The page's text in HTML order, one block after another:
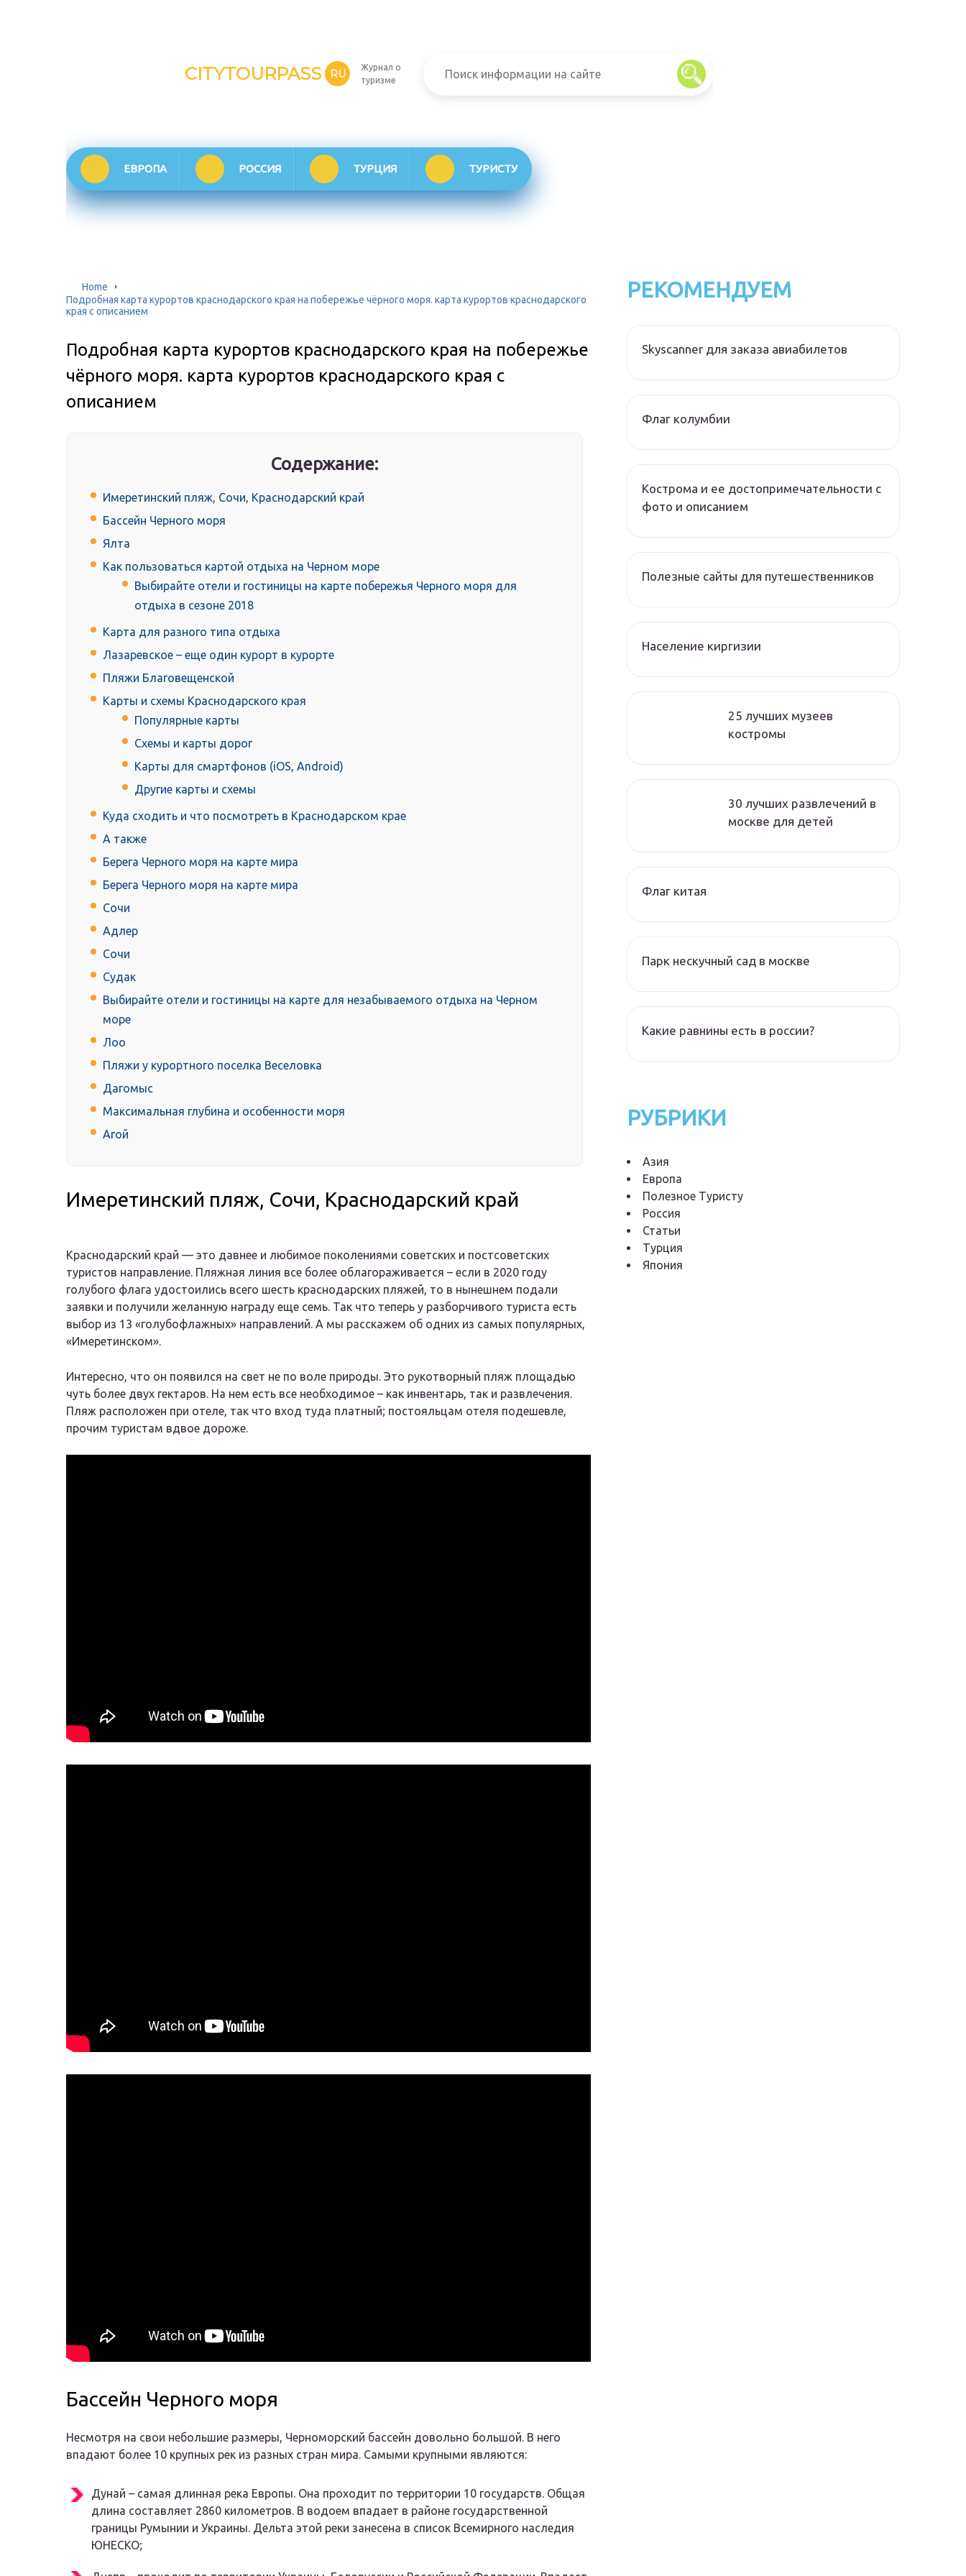
CITYTOURPASS RU
Журнал о
туризме
ЕВРОПА РОССИЯ ТУРЦИЯ ТУРИСТУ
Home
Подробная карта курортов краснодарского края на побережье чёрного моря. карта курортов краснодарского
края с описанием
Подробная карта курортов краснодарского края на побережье
чёрного моря. карта курортов краснодарского края с
описанием
Содержание:
Имеретинский пляж, Сочи, Краснодарский край
Бассейн Черного моря
Ялта
Как пользоваться картой отдыха на Черном море
Выбирайте отели и гостиницы на карте побережья Черного моря для
отдыха в сезоне 2018
Карта для разного типа отдыха
Лазаревское – еще один курорт в курорте
Пляжи Благовещенской
Карты и схемы Краснодарского края
Популярные карты
Схемы и карты дорог
Карты для смартфонов (iOS, Android)
Другие карты и схемы
Куда сходить и что посмотреть в Краснодарском крае
А также
Берега Черного моря на карте мира
Берега Черного моря на карте мира
Сочи
Адлер
Сочи
Судак
Выбирайте отели и гостиницы на карте для незабываемого отдыха на Черном
море
Лоо
Пляжи у курортного поселка Веселовка
Дагомыс
Максимальная глубина и особенности моря
Агой
Имеретинский пляж, Сочи, Краснодарский край
Краснодарский край — это давнее и любимое поколениями советских и постсоветских
туристов направление. Пляжная линия все более облагораживается – если в 2020 году
голубого флага удостоились всего шесть краснодарских пляжей, то в нынешнем подали
заявки и получили желанную награду еще семь. Так что теперь у разборчивого туриста есть
выбор из 13 «голубофлажных» направлений. А мы расскажем об одних из самых популярных,
«Имеретинском».
Интересно, что он появился на свет не по воле природы. Это рукотворный пляж площадью
чуть более двух гектаров. На нем есть все необходимое – как инвентарь, так и развлечения.
Пляж расположен при отеле, так что вход туда платный; постояльцам отеля подешевле,
прочим туристам вдвое дороже.
Бассейн Черного моря
Несмотря на свои небольшие размеры, Черноморский бассейн довольно большой. В него
впадают более 10 крупных рек из разных стран мира. Самыми крупными являются:
Дунай – самая длинная река Европы. Она проходит по территории 10 государств. Общая
длина составляет 2860 километров. В водоем впадает в районе государственной
границы Румынии и Украины. Дельта этой реки занесена в список Всемирного наследия
ЮНЕСКО;
РЕКОМЕНДУЕМ
Skyscanner для заказа авиабилетов
Флаг колумбии
Кострома и ее достопримечательности с
фото и описанием
Полезные сайты для путешественников
Население киргизии
25 лучших музеев
костромы
30 лучших развлечений в
москве для детей
Флаг китая
Парк нескучный сад в москве
Какие равнины есть в россии?
РУБРИКИ
Азия
Европа
Полезное Туристу
Россия
Статьи
Турция
Япония